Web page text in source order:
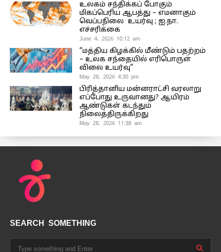
உலகம் சந்திக்கப் போகும்
மிகப்பெரிய ஆபத்து – எமனாகும்
வெப்பநிலை உயர்வு ; ஐ.நா.
எச்சரிக்கை
June 4, 2026 10:12 am
“மத்திய கிழக்கில் மீண்டும் பதற்றம்
– உலக சந்தையில் எரிபொருள்
விலை உயர்வு”
May 28, 2026 4:30 pm
பிரித்தானிய மன்னராட்சி வரலாறு
எப்போது உருவானது? ஆயிரம்
ஆண்டுகள் கடந்தும்
நிலைத்திருக்கிறது
May 28, 2026 11:38 am
SEARCH SOMETHING